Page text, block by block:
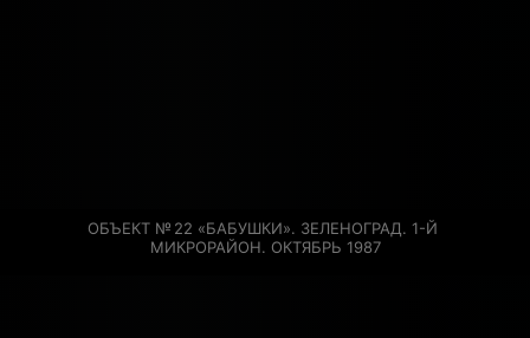
ОБЪЕКТ № 22 «БАБУШКИ». ЗЕЛЕНОГРАД. 1-Й
МИКРОРАЙОН. ОКТЯБРЬ 1987